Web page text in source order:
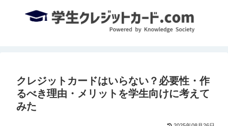
クレジットカードはいらない？必要性・作
るべき理由・メリットを学生向けに考えて
みた